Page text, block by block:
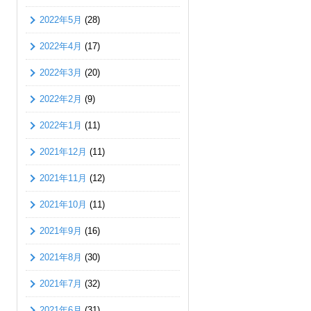
2022年5月 (28)
2022年4月 (17)
2022年3月 (20)
2022年2月 (9)
2022年1月 (11)
2021年12月 (11)
2021年11月 (12)
2021年10月 (11)
2021年9月 (16)
2021年8月 (30)
2021年7月 (32)